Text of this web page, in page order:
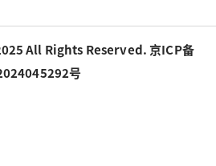
All Rights Reserved. 京ICP备
号